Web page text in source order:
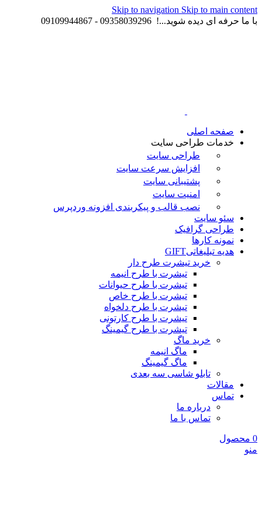
Skip to navigation Skip to main content
با ما حرفه ای دیده شوید...! 09358039296 - 09109944867
صفحه اصلی
خدمات طراحی سایت
طراحی سایت
افزایش سرعت سایت
پشتیبانی سایت
امنیت سایت
نصب قالب و پیکربندی افزونه وردپرس
سئو سایت
طراحی گرافیک
نمونه کارها
هدیه تبلیغاتیGIFT
خرید تیشرت طرح دار
تیشرت با طرح انیمه
تیشرت با طرح حیوانات
تیشرت با طرح خاص
تیشرت با طرح دلخواه
تیشرت با طرح کارتونی
تیشرت با طرح گیمینگ
خرید ماگ
ماگ انیمه
ماگ گیمینگ
تابلو شاسی سه بعدی
مقالات
تماس
درباره ما
تماس با ما
0 محصول
منو